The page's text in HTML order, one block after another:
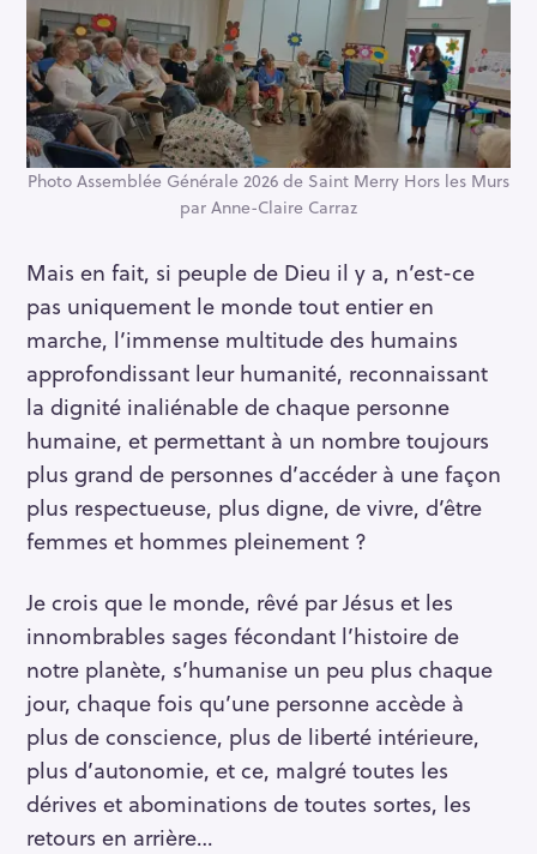
Photo Assemblée Générale 2026 de Saint Merry Hors les Murs
par Anne-Claire Carraz
Mais en fait, si peuple de Dieu il y a, n’est-ce
pas uniquement le monde tout entier en
marche, l’immense multitude des humains
approfondissant leur humanité, reconnaissant
la dignité inaliénable de chaque personne
humaine, et permettant à un nombre toujours
plus grand de personnes d’accéder à une façon
plus respectueuse, plus digne, de vivre, d’être
femmes et hommes pleinement ?
Je crois que le monde, rêvé par Jésus et les
innombrables sages fécondant l’histoire de
notre planète, s’humanise un peu plus chaque
jour, chaque fois qu’une personne accède à
plus de conscience, plus de liberté intérieure,
plus d’autonomie, et ce, malgré toutes les
dérives et abominations de toutes sortes, les
retours en arrière…
e
c
h
e
r
c
r